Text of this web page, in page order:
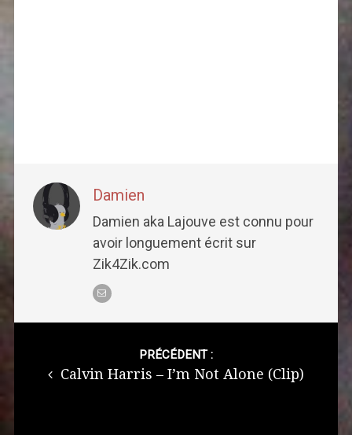
Damien
Damien aka Lajouve est connu pour
avoir longuement écrit sur
Zik4Zik.com
PRÉCÉDENT :
Calvin Harris – I’m Not Alone (Clip)